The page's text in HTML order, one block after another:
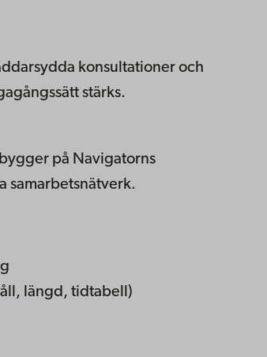
konsultationer och
stärks.
på Navigatorns
samarbetsnätverk.
längd, tidtabell)